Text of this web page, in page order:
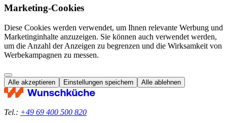
Marketing-Cookies
Diese Cookies werden verwendet, um Ihnen relevante Werbung und
Marketinginhalte anzuzeigen. Sie können auch verwendet werden,
um die Anzahl der Anzeigen zu begrenzen und die Wirksamkeit von
Werbekampagnen zu messen.
Alle akzeptieren Einstellungen speichern Alle ablehnen
Tel.: +49 69 400 500 820